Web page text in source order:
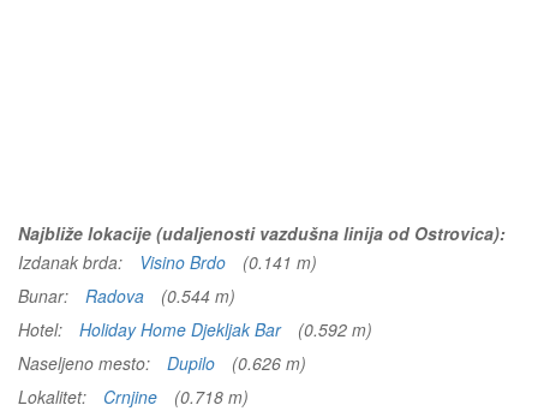
Najbliže lokacije (udaljenosti vazdušna linija od Ostrovica):
Izdanak brda:
Visino Brdo
(0.141 m)
Bunar:
Radova
(0.544 m)
Hotel:
Holiday Home Djekljak Bar
(0.592 m)
Naseljeno mesto:
Dupilo
(0.626 m)
Lokalitet:
Crnjine
(0.718 m)